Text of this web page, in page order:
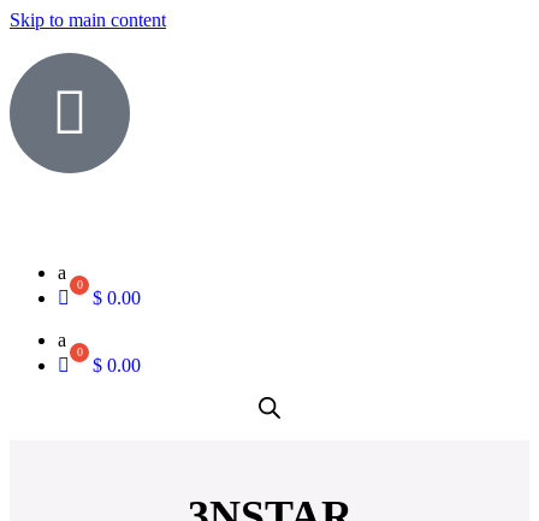
Skip to main content
a
$ 0.00
a
$ 0.00